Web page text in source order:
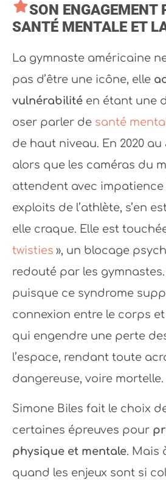
SON ENGAGEMENT
SANTÉ MENTALE ET
La gymnaste américaine
pas d’être une icône, elle
vulnérabilité en étant une
oser parler de santé
de haut niveau. En 2020 au
alors que les caméras du
attendent avec impatience
exploits de l’athlète, s’en
elle craque. Elle est
twisties », un blocage
redouté par les
puisque ce syndrome
connexion entre le corps
qui engendre une perte
l’espace, rendant toute
dangereuse, voire mortelle.
Simone Biles fait le choix
certaines épreuves pour
physique et mentale. Mais
quand les enjeux sont si